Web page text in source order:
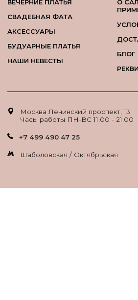
ВЕЧЕРНИЕ ПЛАТЬЯ
СВАДЕБНАЯ ФАТА
АКСЕССУАРЫ
БУДУАРНЫЕ ПЛАТЬЯ
НАШИ НЕВЕСТЫ
О
БЛОГ
Москва Ленинский проспект, 13
Часы работы ПН-ВС 11.00 - 21.00
+7 499 490 47 25
Шаболовская / Октябрьская